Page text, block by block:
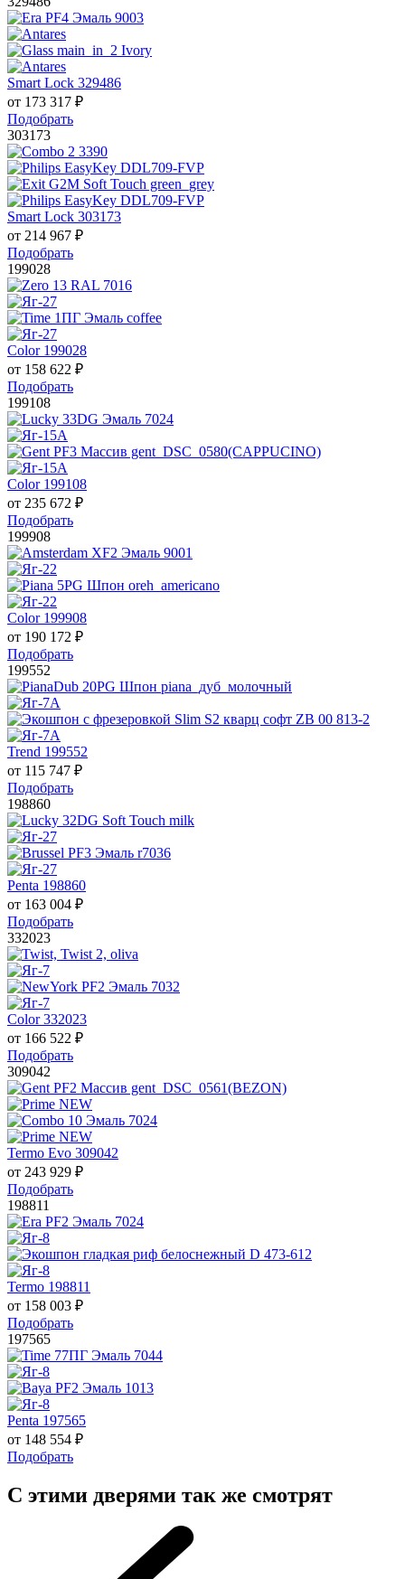
Smart Lock 329486
от 173 317 ₽
Подобрать
303173
Smart Lock 303173
от 214 967 ₽
Подобрать
199028
Color 199028
от 158 622 ₽
Подобрать
199108
Color 199108
от 235 672 ₽
Подобрать
199908
Color 199908
от 190 172 ₽
Подобрать
199552
Trend 199552
от 115 747 ₽
Подобрать
198860
Penta 198860
от 163 004 ₽
Подобрать
332023
Color 332023
от 166 522 ₽
Подобрать
309042
Termo Evo 309042
от 243 929 ₽
Подобрать
198811
Termo 198811
от 158 003 ₽
Подобрать
197565
Penta 197565
от 148 554 ₽
Подобрать
С этими дверями так же смотрят